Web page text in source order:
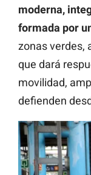
moderna,
formada por
zonas verdes,
que dará
movilidad,
defienden